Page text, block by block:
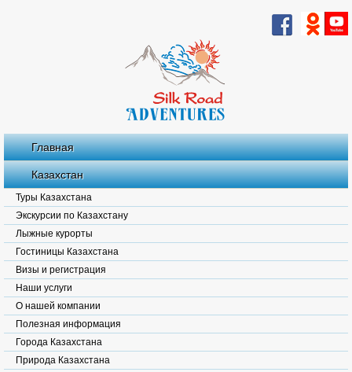
Главная
Казахстан
Туры Казахстана
Экскурсии по Казахстану
Лыжные курорты
Гостиницы Казахстана
Визы и регистрация
Наши услуги
О нашей компании
Полезная информация
Города Казахстана
Природа Казахстана